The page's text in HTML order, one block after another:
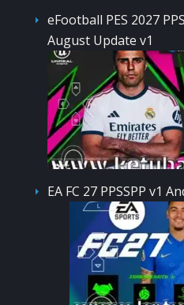
eFootball PES 2027
August Update v1
EA FC 27 PPSSPP v1